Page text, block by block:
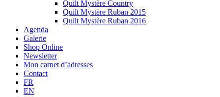
Quilt Mystère Country
Quilt Mystère Ruban 2015
Quilt Mystère Ruban 2016
Agenda
Galerie
Shop Online
Newsletter
Mon carnet d’adresses
Contact
FR
EN